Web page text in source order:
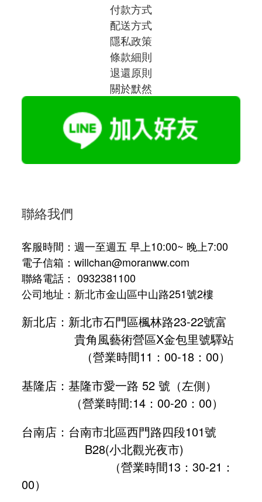
付款方式
配送方式
隱私政策
條款細則
退還原則
關於默然
聯絡我們
客服時間：週一至週五 早上10:00~ 晚上7:00
電子信箱：willchan@moranww.com
聯絡電話： 0932381100
公司地址：新北市金山區中山路251號2樓
新北店：新北市石門區楓林路23-22號富
貴角風藝術營區X金包里號驛站
（營業時間11：00-18：00）
基隆店：基隆市愛一路 52 號（左側）
（營業時間:14：00-20：00）
台南店：台南市北區西門路四段101號
B28(小北觀光夜市)
（營業時間13：30-21：
00）